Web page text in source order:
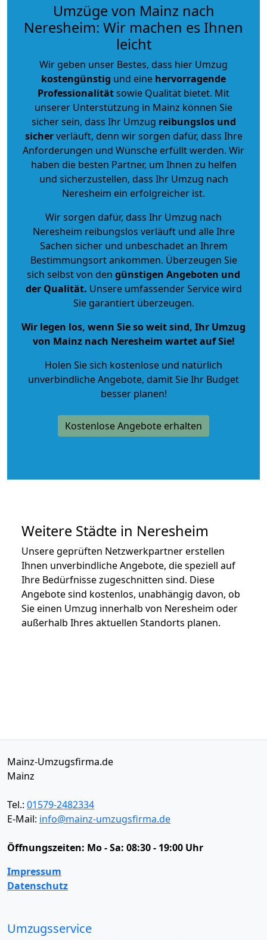
Umzüge von Mainz nach
Neresheim: Wir machen es Ihnen
leicht
Wir geben unser Bestes, dass hier Umzug
kostengünstig und eine hervorragende
Professionalitätsowie Qualität bietet. Mit
unserer Unterstützung in Mainz können Sie
sicher sein, dass Ihr Umzug reibungslos und
sicherverläuft, denn wir sorgen dafür, dass Ihre
Anforderungen und Wünsche erfüllt werden. Wir
haben die besten Partner, um Ihnen zu helfen
und sicherzustellen, dass Ihr Umzug nach
Neresheim ein erfolgreicher ist.
Wir sorgen dafür, dass Ihr Umzug nach
Neresheim reibungslos verläuft und alle Ihre
Sachen sicher und unbeschadet an Ihrem
Bestimmungsort ankommen. Überzeugen Sie
sich selbst von den günstigen Angeboten und
der Qualität. Unsere umfassender Service wird
Sie garantiert überzeugen.
Wir legen los, wenn Sie so weit sind, Ihr Umzug
von Mainz nach Neresheim wartet auf Sie!
Holen Sie sich kostenlose und natürlich
unverbindliche Angebote, damit Sie Ihr Budget
besser planen!
Kostenlose Angebote erhalten
Weitere Städte in Neresheim
Unsere geprüften Netzwerkpartner erstellen
Ihnen unverbindliche Angebote, die speziell auf
Ihre Bedürfnisse zugeschnitten sind. Diese
Angebote sind kostenlos, unabhängig davon, ob
Sie einen Umzug innerhalb von Neresheim oder
außerhalb Ihres aktuellen Standorts planen.
Mainz-Umzugsfirma.de
Mainz
Tel.: 01579-2482334
E-Mail: info@mainz-umzugsfirma.de
Öffnungszeiten: Mo - Sa: 08:30 - 19:00 Uhr
Impressum
Datenschutz
Umzugsservice